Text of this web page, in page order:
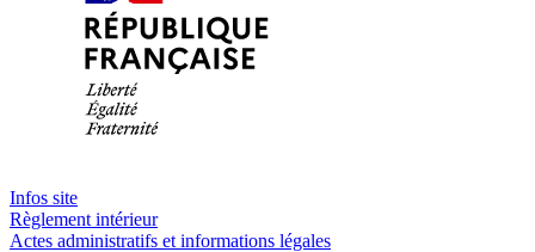
Infos site
Règlement intérieur
Actes administratifs et informations légales